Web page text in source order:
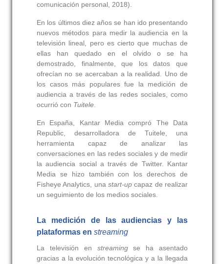
comunicación personal, 2018).
En los últimos diez años se han ido presentando
nuevos métodos para medir la audiencia en la
televisión lineal, pero es cierto que muchas de
ellas han quedado en el olvido o se ha
demostrado, finalmente, que los datos que
ofrecían no se acercaban a la realidad. Uno de
los casos más populares fue la medición de
audiencia a través de las redes sociales, como
ocurrió con Tuitele
En España, Kantar Media compró The Data
Republic, desarrolladora de Tuitele, una
herramienta capaz de analizar las
conversaciones en las redes sociales y de medir
la audiencia social a través de Twitter. Kantar
Media se hizo también con los derechos de
Fisheye Analytics, unastart-up capaz de realizar
un seguimiento de los medios sociales.
La medición de las audiencias y las
plataformas en streaming
La televisión en streamingse ha asentado
gracias a la evolución tecnológica y a la llegada